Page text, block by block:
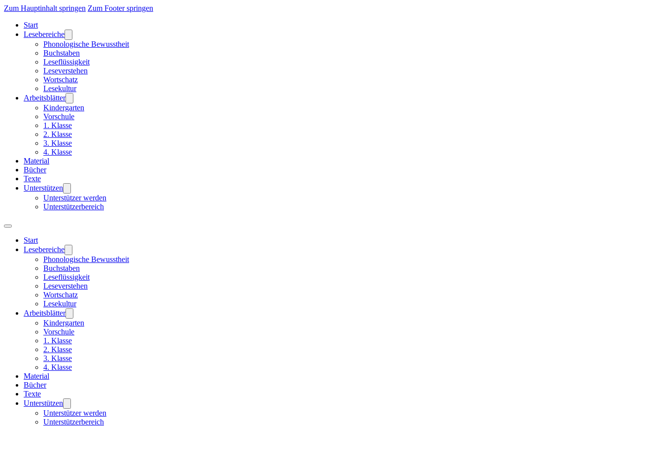
Zum Hauptinhalt springen Zum Footer springen
Start
Lesebereiche
Phonologische Bewusstheit
Buchstaben
Leseflüssigkeit
Leseverstehen
Wortschatz
Lesekultur
Arbeitsblätter
Kindergarten
Vorschule
1. Klasse
2. Klasse
3. Klasse
4. Klasse
Material
Bücher
Texte
Unterstützen
Unterstützer werden
Unterstützerbereich
Start
Lesebereiche
Phonologische Bewusstheit
Buchstaben
Leseflüssigkeit
Leseverstehen
Wortschatz
Lesekultur
Arbeitsblätter
Kindergarten
Vorschule
1. Klasse
2. Klasse
3. Klasse
4. Klasse
Material
Bücher
Texte
Unterstützen
Unterstützer werden
Unterstützerbereich